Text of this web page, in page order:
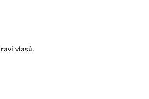
vlasů.